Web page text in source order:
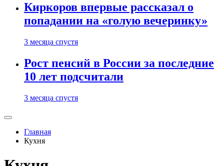
Киркоров впервые рассказал о
попадании на «голую вечеринку»
3 месяца спустя
Рост пенсий в России за последние
10 лет подсчитали
3 месяца спустя
Главная
Кухня